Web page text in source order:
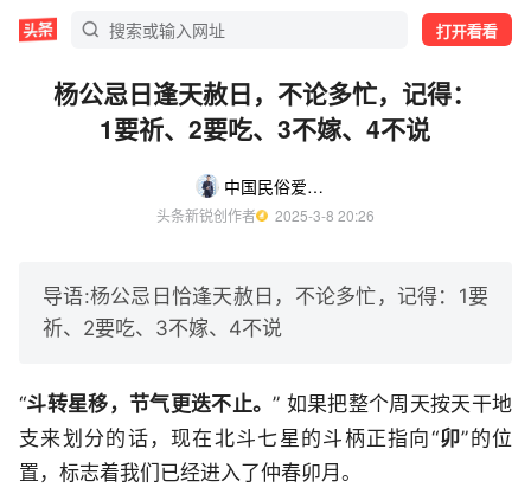
打开看看
杨公忌日逢天赦日，不论多忙，记得：
1要祈、2要吃、3不嫁、4不说
中国民俗爱好者
头条新锐创作者
  2025-3-8 20:26
导语:杨公忌日恰逢天赦日，不论多忙，记得：1要
祈、2要吃、3不嫁、4不说
“斗转星移，节气更迭不止。” 如果把整个周天按天干地
支来划分的话，现在北斗七星的斗柄正指向“卯”的位
置，标志着我们已经进入了仲春卯月。